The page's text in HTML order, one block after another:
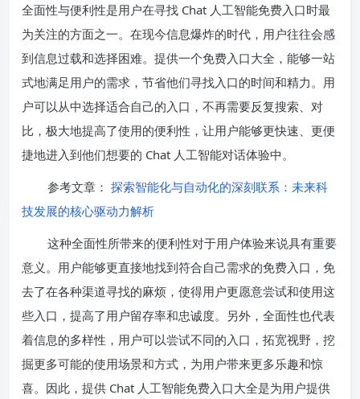
全面性与便利性是用户在寻找 Chat 人工智能免费入口时最
为关注的方面之一。在现今信息爆炸的时代，用户往往会感
到信息过载和选择困难。提供一个免费入口大全，能够一站
式地满足用户的需求，节省他们寻找入口的时间和精力。用
户可以从中选择适合自己的入口，不再需要反复搜索、对
比，极大地提高了使用的便利性，让用户能够更快速、更便
捷地进入到他们想要的 Chat 人工智能对话体验中。
参考文章： 探索智能化与自动化的深刻联系：未来科
技发展的核心驱动力解析
这种全面性所带来的便利性对于用户体验来说具有重要
意义。用户能够更直接地找到符合自己需求的免费入口，免
去了在各种渠道寻找的麻烦，使得用户更愿意尝试和使用这
些入口，提高了用户留存率和忠诚度。另外，全面性也代表
着信息的多样性，用户可以尝试不同的入口，拓宽视野，挖
掘更多可能的使用场景和方式，为用户带来更多乐趣和惊
喜。因此，提供 Chat 人工智能免费入口大全是为用户提供